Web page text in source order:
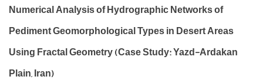
Numerical Analysis of Hydrographic Networks of
Pediment Geomorphological Types in Desert Areas
Using Fractal Geometry (Case Study: Yazd-Ardakan
Plain, Iran)